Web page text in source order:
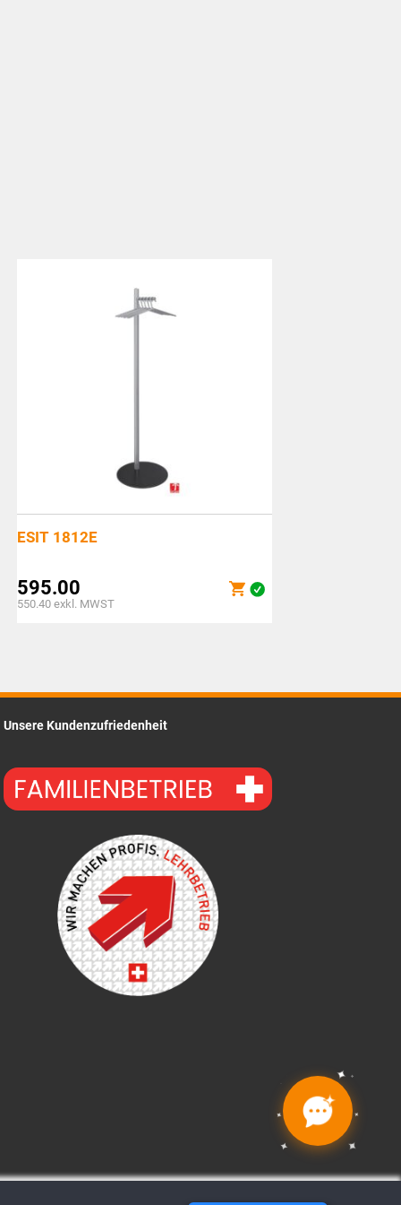
ESIT 1812E
595.00
550.40 exkl. MWST
Unsere Kundenzufriedenheit
✦
✦ ✦
✦
✦